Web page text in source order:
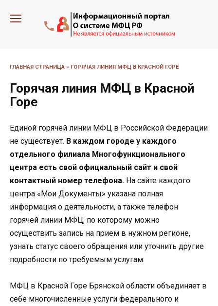
содержанию
ГЛАВНАЯ СТРАНИЦА » ГОРЯЧАЯ ЛИНИЯ МФЦ В КРАСНОЙ ГОРЕ
Горячая линия МФЦ в Красной
Горе
Единой горячей линии МФЦ в Российской Федерации
не существует. В каждом городе у каждого
отдельного филиала Многофункционального
центра есть свой официальный сайт и свой
контактный номер телефона. На сайте каждого
центра «Мои Документы» указана полная
информация о деятельности, а также телефон
горячей линии МФЦ, по которому можно
осуществить запись на прием в нужном регионе,
узнать статус своего обращения или уточнить другие
подробности по требуемым услугам.
МФЦ в Красной Горе Брянской области объединяет в
себе многочисленные услуги федерального и